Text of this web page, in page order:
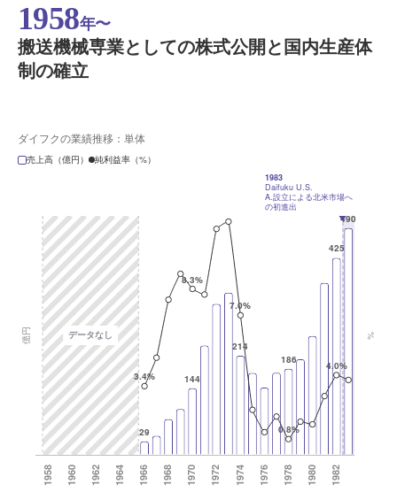
1958年〜
搬送機械専業としての株式公開と国内生産体
制の確立
ダイフクの業績推移：単体
売上高（億円）
純利益率（%）